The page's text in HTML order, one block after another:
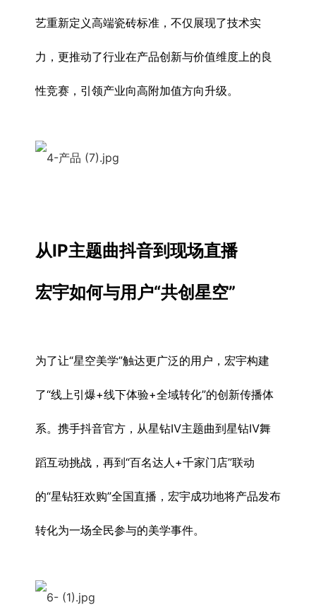
艺重新定义高端瓷砖标准，不仅展现了技术实
力，更推动了行业在产品创新与价值维度上的良
性竞赛，引领产业向高附加值方向升级。
从IP主题曲抖音到现场直播
宏宇如何与用户“共创星空”
为了让“星空美学”触达更广泛的用户，宏宇构建
了“线上引爆+线下体验+全域转化”的创新传播体
系。携手抖音官方，从星钻Ⅳ主题曲到星钻Ⅳ舞
蹈互动挑战，再到“百名达人+千家门店”联动
的“星钻狂欢购”全国直播，宏宇成功地将产品发布
转化为一场全民参与的美学事件。